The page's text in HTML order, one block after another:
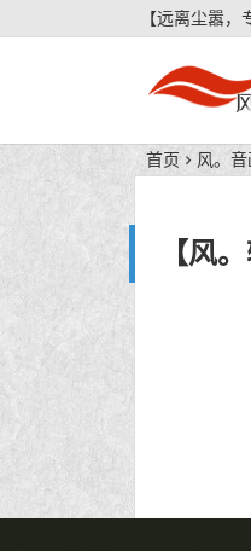
【远离尘嚣，
首页 风。音
【风